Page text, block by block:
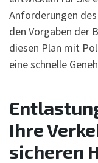
Anforderungen
den Vorgaben der
diesen Plan mit
eine schnelle
Ihre
sicheren